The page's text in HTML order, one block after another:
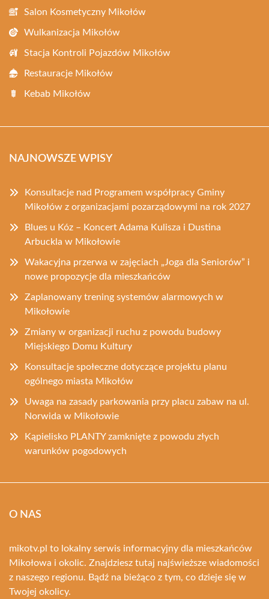
Salon Kosmetyczny Mikołów
Wulkanizacja Mikołów
Stacja Kontroli Pojazdów Mikołów
Restauracje Mikołów
Kebab Mikołów
NAJNOWSZE WPISY
Konsultacje nad Programem współpracy Gminy
Mikołów z organizacjami pozarządowymi na rok 2027
Blues u Kóz – Koncert Adama Kulisza i Dustina
Arbuckla w Mikołowie
Wakacyjna przerwa w zajęciach „Joga dla Seniorów” i
nowe propozycje dla mieszkańców
Zaplanowany trening systemów alarmowych w
Mikołowie
Zmiany w organizacji ruchu z powodu budowy
Miejskiego Domu Kultury
Konsultacje społeczne dotyczące projektu planu
ogólnego miasta Mikołów
Uwaga na zasady parkowania przy placu zabaw na ul.
Norwida w Mikołowie
Kąpielisko PLANTY zamknięte z powodu złych
warunków pogodowych
O NAS
mikotv.pl to lokalny serwis informacyjny dla mieszkańców
Mikołowa i okolic. Znajdziesz tutaj najświeższe wiadomości
z naszego regionu. Bądź na bieżąco z tym, co dzieje się w
Twojej okolicy.